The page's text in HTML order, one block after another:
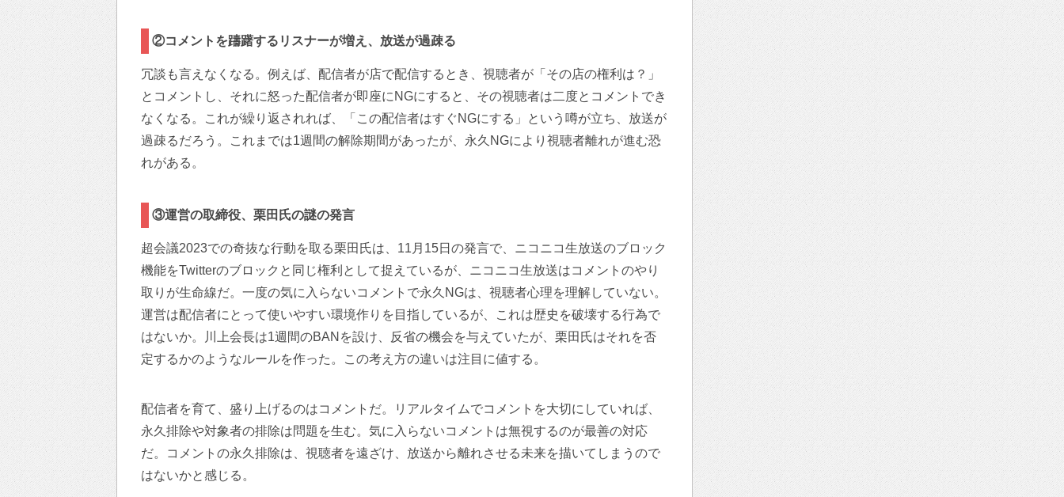
②コメントを躊躇するリスナーが増え、放送が過疎る
冗談も言えなくなる。例えば、配信者が店で配信するとき、視聴者が「その店の権利は？」
とコメントし、それに怒った配信者が即座にNGにすると、その視聴者は二度とコメントでき
なくなる。これが繰り返されれば、「この配信者はすぐNGにする」という噂が立ち、放送が
過疎るだろう。これまでは1週間の解除期間があったが、永久NGにより視聴者離れが進む恐
れがある。
③運営の取締役、栗田氏の謎の発言
超会議2023での奇抜な行動を取る栗田氏は、11月15日の発言で、ニコニコ生放送のブロック
機能をTwitterのブロックと同じ権利として捉えているが、ニコニコ生放送はコメントのやり
取りが生命線だ。一度の気に入らないコメントで永久NGは、視聴者心理を理解していない。
運営は配信者にとって使いやすい環境作りを目指しているが、これは歴史を破壊する行為で
はないか。川上会長は1週間のBANを設け、反省の機会を与えていたが、栗田氏はそれを否
定するかのようなルールを作った。この考え方の違いは注目に値する。
配信者を育て、盛り上げるのはコメントだ。リアルタイムでコメントを大切にしていれば、
永久排除や対象者の排除は問題を生む。気に入らないコメントは無視するのが最善の対応
だ。コメントの永久排除は、視聴者を遠ざけ、放送から離れさせる未来を描いてしまうので
はないかと感じる。